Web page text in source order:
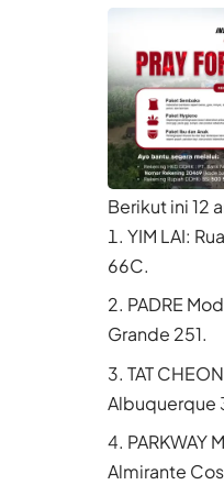
Berikut ini 12
YIM LAI:
66C.
PADRE
Grande 251.
TAT
Albuquerque
PARKWAY
Almirante